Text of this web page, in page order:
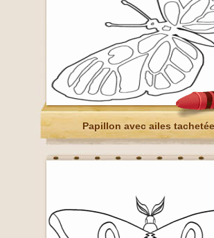
Papillon avec ailes